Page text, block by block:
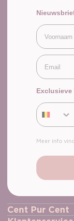
Voornaam
Email
Exclusieve
Meer info
Cent Pur Cent